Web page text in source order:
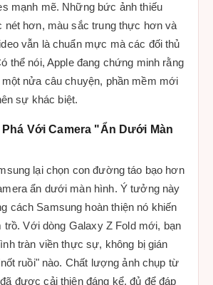
mạnh mẽ. Những bức ảnh thiếu
nét hơn, màu sắc trung thực hơn và
vẫn là chuẩn mực mà các đối thủ
thể nói, Apple đang chứng minh rằng
nửa câu chuyện, phần mềm mới
sự khác biệt.
Với Camera "Ẩn Dưới Màn
lại chọn con đường táo bạo hơn
ẩn dưới màn hình. Ý tưởng này
cách Samsung hoàn thiện nó khiến
trồ. Với dòng Galaxy Z Fold mới, bạn
tràn viền thực sự, không bị gián
ruồi" nào. Chất lượng ảnh chụp từ
được cải thiện đáng kể, đủ để đáp